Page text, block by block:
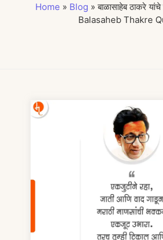
Home » Blog »बाळासाहेब ठाकरे
Balasaheb Thakre